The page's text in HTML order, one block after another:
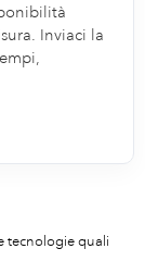
Inviaci la
tecnologie quali